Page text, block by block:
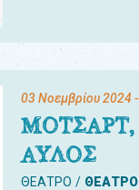
03 Νοεμβρίου 2024
ΑΥΛΟΣ
ΘΕΑΤΡΟ ΘΕΑΤΡΟ